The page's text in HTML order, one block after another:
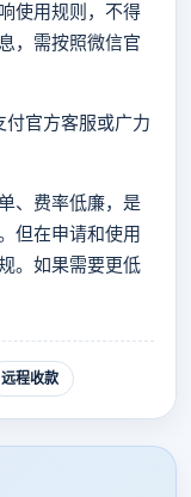
使用规则，不得
，需按照微信官
付官方客服或广力
、费率低廉，是
但在申请和使用
。如果需要更低
远程收款